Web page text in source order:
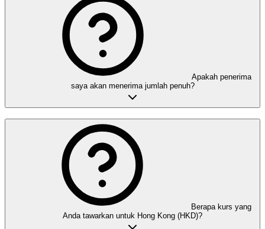
Apakah penerima
saya akan menerima jumlah penuh?
Berapa kurs yang
Anda tawarkan untuk Hong Kong (HKD)?